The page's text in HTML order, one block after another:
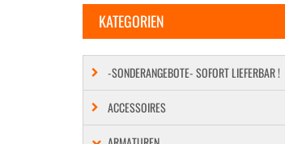
KATEGORIEN
-SONDERANGEBOTE- SOFORT LIEFERBAR !
ACCESSOIRES